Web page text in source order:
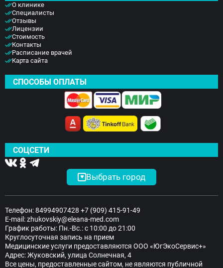
О клинике
Специалисты
Отзывы
Лицензии
Стоимость
Контакты
Расписание врачей
Карта сайта
СПОСОБЫ ОПЛАТЫ
СОЦСЕТИ
Выбрать город
Телефон:84994907428 +7 (909) 415-91-49
E-mail:zhukovskiy@eleana-med.com
График работы: Пн.-Вс.: с 10:00 до 21:00
Круглосуточная запись на прием
Медицинские услуги предоставляются ООО «ЮгЭкоСервис+»
Адрес: Жуковский, улица Солнечная, 4
Все цены, предоставленные сайтом, не являются публичной